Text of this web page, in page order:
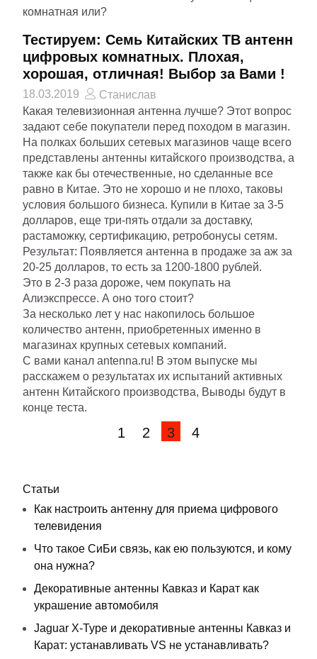
комнатная или?
Тестируем: Семь Китайских ТВ антенн
цифровых комнатных. Плохая,
хорошая, отличная! Выбор за Вами !
18.03.2019
Станислав
Какая телевизионная антенна лучше? Этот вопрос
задают себе покупатели перед походом в магазин.
На полках больших сетевых магазинов чаще всего
представлены антенны китайского производства, а
также как бы отечественные, но сделанные все
равно в Китае. Это не хорошо и не плохо, таковы
условия большого бизнеса. Купили в Китае за 3-5
долларов, еще три-пять отдали за доставку,
растаможку, сертификацию, ретробонусы сетям.
Результат: Появляется антенна в продаже за аж за
20-25 долларов, то есть за 1200-1800 рублей.
Это в 2-3 раза дороже, чем покупать на
Алиэкспрессе. А оно того стоит?
За несколько лет у нас накопилось большое
количество антенн, приобретенных именно в
магазинах крупных сетевых компаний.
С вами канал antenna.ru! В этом выпуске мы
расскажем о результатах их испытаний активных
антенн Китайского производства, Выводы будут в
конце теста.
1 2 3 4
Статьи
Как настроить антенну для приема цифрового
телевидения
Что такое СиБи связь, как ею пользуются, и кому
она нужна?
Декоративные антенны Кавказ и Карат как
украшение автомобиля
Jaguar X-Type и декоративные антенны Кавказ и
Карат: устанавливать VS не устанавливать?